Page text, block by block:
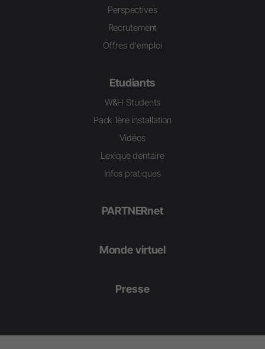
Perspectives
Recrutement
Offres d'emploi
Etudiants
W&H Students
Pack 1ère installation
Vidéos
Lexique dentaire
Infos pratiques
PARTNERnet
Monde virtuel
Presse